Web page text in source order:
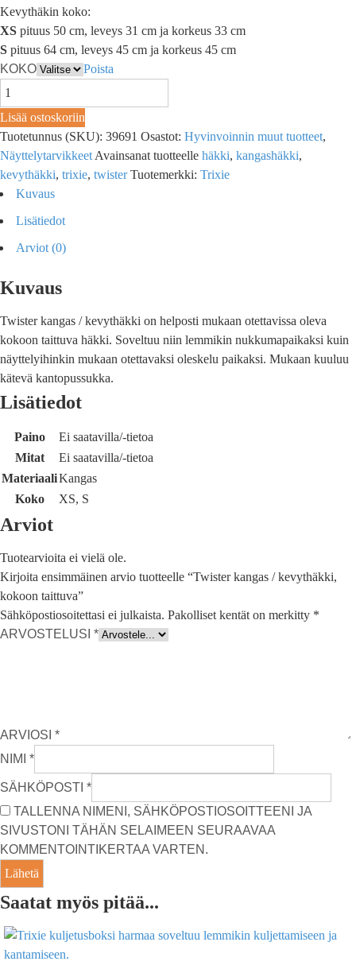
Kevythäkin koko:
XS pituus 50 cm, leveys 31 cm ja korkeus 33 cm
S pituus 64 cm, leveys 45 cm ja korkeus 45 cm
KOKO
Poista
Lisää ostoskoriin
Tuotetunnus (SKU): 39691 Osastot: Hyvinvoinnin muut tuotteet,
Näyttelytarvikkeet Avainsanat tuotteelle häkki, kangashäkki,
kevythäkki, trixie, twister Tuotemerkki: Trixie
Kuvaus
Lisätiedot
Arviot (0)
Kuvaus
Twister kangas / kevythäkki on helposti mukaan otettavissa oleva
kokoon taittuva häkki. Soveltuu niin lemmikin nukkumapaikaksi kuin
näyttelyihinkin mukaan otettavaksi oleskelu paikaksi. Mukaan kuuluu
kätevä kantopussukka.
Lisätiedot
Paino
Ei saatavilla/-tietoa
Mitat
Ei saatavilla/-tietoa
MateriaaliKangas
Koko
XS, S
Arviot
Tuotearvioita ei vielä ole.
Kirjoita ensimmäinen arvio tuotteelle “Twister kangas / kevythäkki,
kokoon taittuva”
Sähköpostiosoitettasi ei julkaista. Pakolliset kentät on merkitty *
ARVOSTELUSI *
ARVIOSI *
NIMI *
SÄHKÖPOSTI *
TALLENNA NIMENI, SÄHKÖPOSTIOSOITTEENI JA
SIVUSTONI TÄHÄN SELAIMEEN SEURAAVAA
KOMMENTOINTIKERTAA VARTEN.
Saatat myös pitää...